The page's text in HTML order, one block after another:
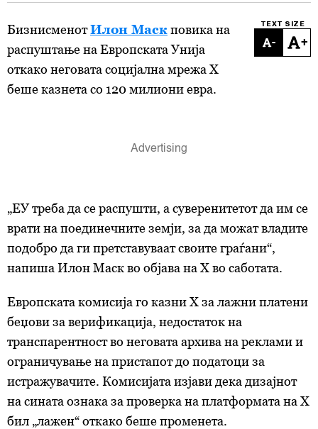
TEXT SIZE
- +
БизнисменотИлон Маск повика на
распуштање на Европската Унија
откако неговата социјална мрежа X
беше казнета со 120 милиони евра.
„ЕУ треба да се распушти, а суверенитетот да им се
врати на поединечните земји, за да можат владите
подобро да ги претставуваат своите граѓани“,
напиша Илон Маск во објава на X во саботата.
Европската комисија го казни X за лажни платени
беџови за верификација, недостаток на
транспарентност во неговата архива на реклами и
ограничување на пристапот до податоци за
истражувачите. Комисијата изјави дека дизајнот
на сината ознака за проверка на платформата на X
бил „лажен“ откако беше променета.